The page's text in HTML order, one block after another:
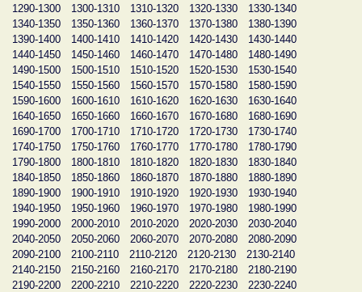
1290-1300
1300-1310 1310-1320 1320-1330
1330-1340
1340-1350
1350-1360 1360-1370 1370-1380
1380-1390
1390-1400
1400-1410 1410-1420 1420-1430
1430-1440
1440-1450
1450-1460 1460-1470 1470-1480
1480-1490
1490-1500
1500-1510 1510-1520 1520-1530
1530-1540
1540-1550
1550-1560 1560-1570 1570-1580
1580-1590
1590-1600
1600-1610 1610-1620 1620-1630
1630-1640
1640-1650
1650-1660 1660-1670 1670-1680
1680-1690
1690-1700
1700-1710 1710-1720 1720-1730
1730-1740
1740-1750
1750-1760 1760-1770 1770-1780
1780-1790
1790-1800
1800-1810 1810-1820 1820-1830
1830-1840
1840-1850
1850-1860 1860-1870 1870-1880
1880-1890
1890-1900
1900-1910 1910-1920 1920-1930
1930-1940
1940-1950
1950-1960 1960-1970 1970-1980
1980-1990
1990-2000
2000-2010 2010-2020 2020-2030
2030-2040
2040-2050
2050-2060 2060-2070 2070-2080
2080-2090
2090-2100
2100-2110 2110-2120 2120-2130
2130-2140
2140-2150
2150-2160 2160-2170 2170-2180
2180-2190
2190-2200
2200-2210 2210-2220 2220-2230
2230-2240